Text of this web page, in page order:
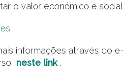
o valor económico e
informações através do e-
neste link .